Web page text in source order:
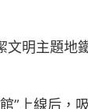
明主題地
”上線后，